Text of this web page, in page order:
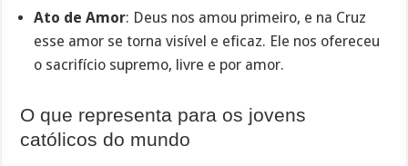
Ato de Amor: Deus nos amou primeiro, e na Cruz
esse amor se torna visível e eficaz. Ele nos ofereceu
o sacrifício supremo, livre e por amor.
O que representa para os jovens
católicos do mundo